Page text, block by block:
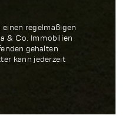
regelmäßigen
& Co. Immobilien
gehalten
kann jederzeit